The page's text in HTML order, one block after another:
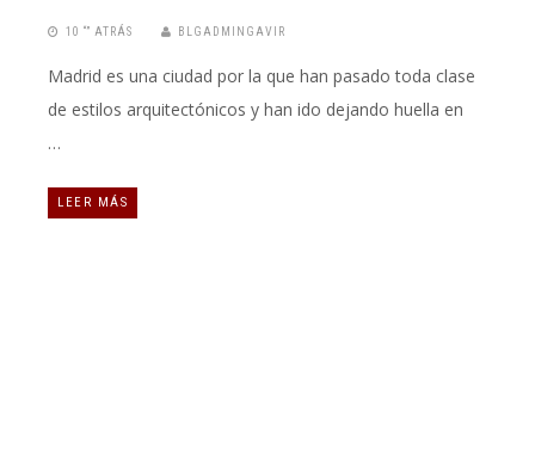
10 “” ATRÁS BLGADMINGAVIR
Madrid es una ciudad por la que han pasado toda clase
de estilos arquitectónicos y han ido dejando huella en
…
LEER MÁS